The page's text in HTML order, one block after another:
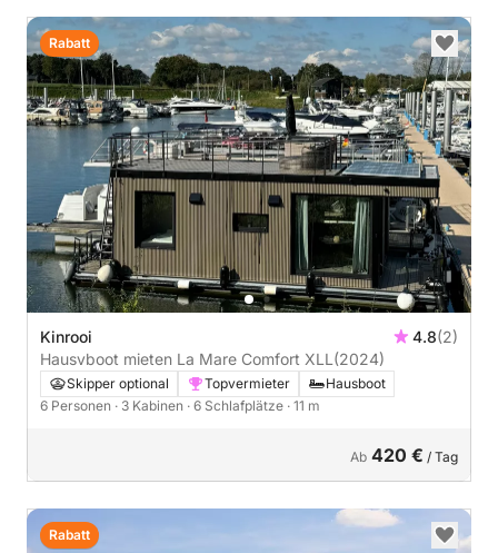
Kinrooi 4.8(2)
Hausvboot mieten La Mare Comfort XLL (2024)
Skipper optional Topvermieter
Hausboot
6 Personen · 3 Kabinen · 6 Schlafplätze · 11 m
Ab 420 € / Tag
Rabatt
Rabatt